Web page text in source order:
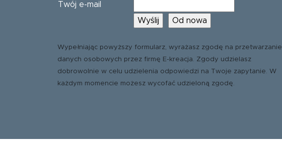
Twój e-mail
Wypełniając powyższy formularz, wyrażasz zgodę na przetwarzanie
danych osobowych przez firmę E-kreacja. Zgody udzielasz
dobrowolnie w celu udzielenia odpowiedzi na Twoje zapytanie. W
każdym momencie możesz wycofać udzieloną zgodę.